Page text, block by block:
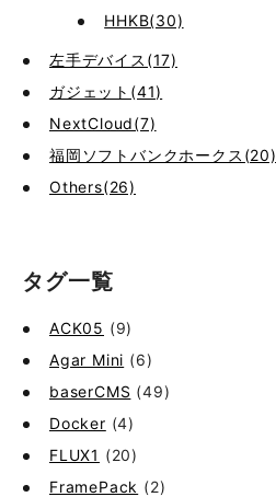
HHKB(30)
左手デバイス(17)
ガジェット(41)
NextCloud(7)
福岡ソフトバンクホークス(20)
Others(26)
タグ一覧
ACK05 (9)
Agar Mini (6)
baserCMS (49)
Docker (4)
FLUX1 (20)
FramePack (2)